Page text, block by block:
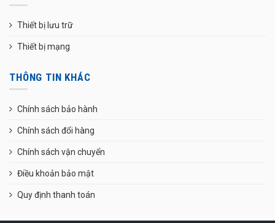
Thiết bị lưu trữ
Thiết bị mạng
THÔNG TIN KHÁC
Chính sách bảo hành
Chính sách đổi hàng
Chính sách vận chuyển
Điều khoản bảo mật
Quy định thanh toán